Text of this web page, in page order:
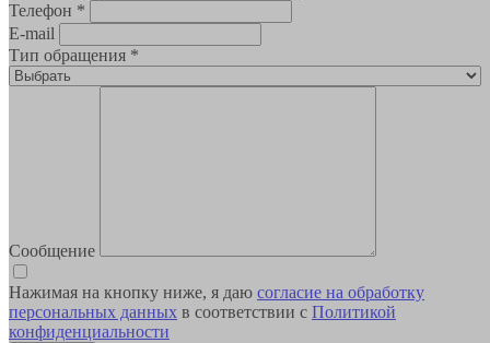
Телефон *
E-mail
Тип обращения *
Сообщение
Нажимая на кнопку ниже, я даю согласие на обработку
персональных данных в соответствии с Политикой
конфиденциальности